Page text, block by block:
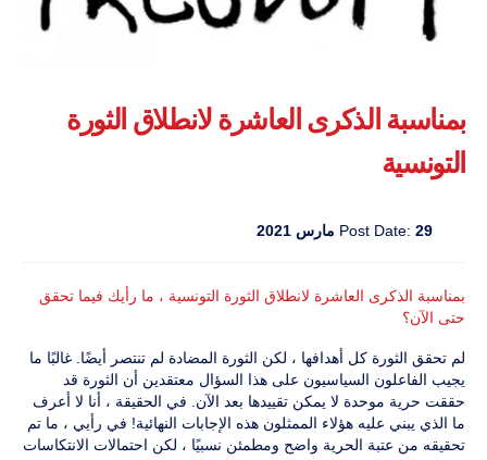
بمناسبة الذكرى العاشرة لانطلاق الثورة
التونسية
Post Date: 29 مارس 2021
بمناسبة الذكرى العاشرة لانطلاق الثورة التونسية ، ما رأيك فيما تحقق
حتى الآن؟
لم تحقق الثورة كل أهدافها ، لكن الثورة المضادة لم تنتصر أيضًا. غالبًا ما
يجيب الفاعلون السياسيون على هذا السؤال معتقدين أن الثورة قد
حققت حرية موحدة لا يمكن تقييدها بعد الآن. في الحقيقة ، أنا لا أعرف
ما الذي يبني عليه هؤلاء الممثلون هذه الإجابات النهائية! في رأيي ، ما تم
تحقيقه من عتبة الحرية واضح ومطمئن نسبيًا ، لكن احتمالات الانتكاسات